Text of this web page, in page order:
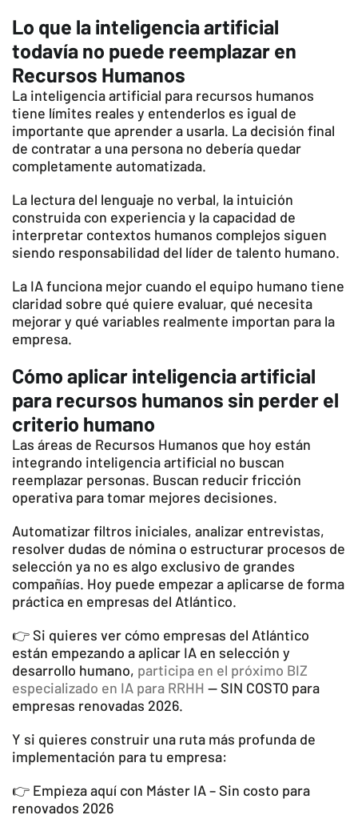
Lo que la inteligencia artificial
todavía no puede reemplazar en
Recursos Humanos
La inteligencia artificial para recursos humanos
tiene límites reales y entenderlos es igual de
importante que aprender a usarla. La decisión final
de contratar a una persona no debería quedar
completamente automatizada.
La lectura del lenguaje no verbal, la intuición
construida con experiencia y la capacidad de
interpretar contextos humanos complejos siguen
siendo responsabilidad del líder de talento humano.
La IA funciona mejor cuando el equipo humano tiene
claridad sobre qué quiere evaluar, qué necesita
mejorar y qué variables realmente importan para la
empresa.
Cómo aplicar inteligencia artificial
para recursos humanos sin perder el
criterio humano
Las áreas de Recursos Humanos que hoy están
integrando inteligencia artificial no buscan
reemplazar personas. Buscan reducir fricción
operativa para tomar mejores decisiones.
Automatizar filtros iniciales, analizar entrevistas,
resolver dudas de nómina o estructurar procesos de
selección ya no es algo exclusivo de grandes
compañías. Hoy puede empezar a aplicarse de forma
práctica en empresas del Atlántico.
👉 Si quieres ver cómo empresas del Atlántico
están empezando a aplicar IA en selección y
desarrollo humano, participa en el próximo BIZ
especializado en IA para RRHH — SIN COSTO para
empresas renovadas 2026.
Y si quieres construir una ruta más profunda de
implementación para tu empresa:
👉 Empieza aquí con Máster IA – Sin costo para
renovados 2026